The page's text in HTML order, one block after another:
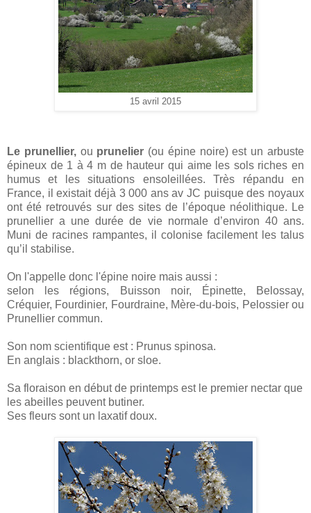
15 avril 2015
Le prunellier, ou prunelier (ou épine noire) est un arbuste
épineux de 1 à 4 m de hauteur qui aime les sols riches en
humus et les situations ensoleillées. Très répandu en
France, il existait déjà 3 000 ans av JC puisque des noyaux
ont été retrouvés sur des sites de l’époque néolithique. Le
prunellier a une durée de vie normale d’environ 40 ans.
Muni de racines rampantes, il colonise facilement les talus
qu’il stabilise.
On l'appelle donc l'épine noire mais aussi :
selon les régions, Buisson noir, Épinette, Belossay,
Créquier, Fourdinier, Fourdraine, Mère-du-bois, Pelossier ou
Prunellier commun.
Son nom scientifique est : Prunus spinosa.
En anglais : blackthorn, or sloe.
Sa floraison en début de printemps est le premier nectar que
les abeilles peuvent butiner.
Ses fleurs sont un laxatif doux.